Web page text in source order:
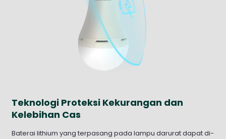
Teknologi Proteksi Kekurangan dan
Kelebihan Cas
Baterai lithium yang terpasang pada lampu darurat dapat di-